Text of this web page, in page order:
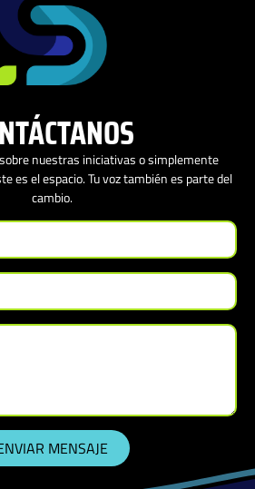
nuestras iniciativas o simplemente
es el espacio. Tu voz también es parte del
cambio.
MENSAJE